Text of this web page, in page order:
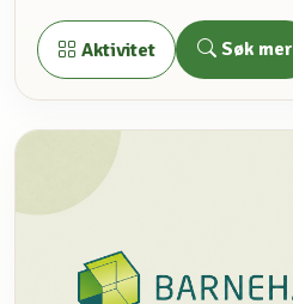
Aktivitet Søk mer